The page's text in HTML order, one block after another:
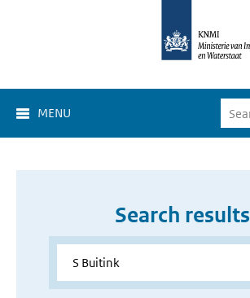
MENU
Search results